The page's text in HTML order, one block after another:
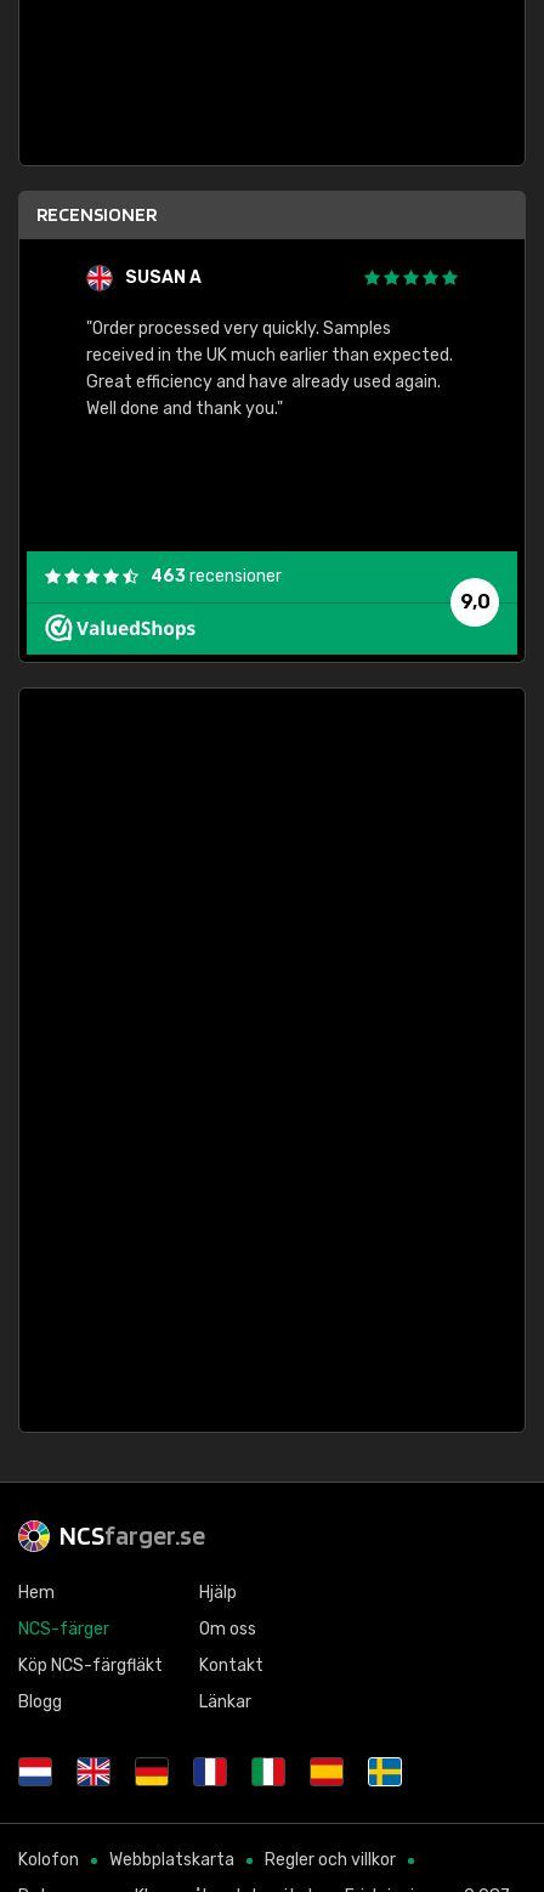
RECENSIONER
SUSAN A
"Order processed very quickly. Samples
received in the UK much earlier than expected.
Great efficiency and have already used again.
Well done and thank you."
9,0
463recensioner
NCSfarger.se
Hem
NCS-färger
Köp NCS-färgfläkt
Blogg
Hjälp
Om oss
Kontakt
Länkar
Kolofon Webbplatskarta
Regler och villkor